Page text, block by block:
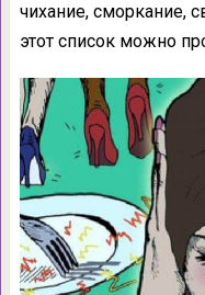
чихание, сморкание,
этот список можно